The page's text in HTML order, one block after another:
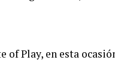
of Play, en esta